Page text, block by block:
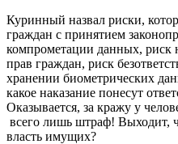
Куринный назвал риски,
граждан с принятием
компрометации данных, риск
прав граждан, риск
хранении биометрических
какое наказание понесут
Оказывается, за кражу у
всего лишь штраф! Выходит,
власть имущих?